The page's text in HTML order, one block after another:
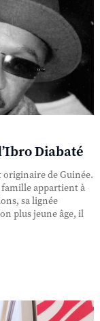
Diabaté
de Guinée.
famille appartient à
sa lignée
plus jeune âge, il